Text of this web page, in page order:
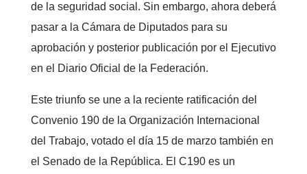
de la seguridad social. Sin embargo, ahora deberá
pasar a la Cámara de Diputados para su
aprobación y posterior publicación por el Ejecutivo
en el Diario Oficial de la Federación.
Este triunfo se une a la reciente ratificación del
Convenio 190 de la Organización Internacional
del Trabajo, votado el día 15 de marzo también en
el Senado de la República. El C190 es un